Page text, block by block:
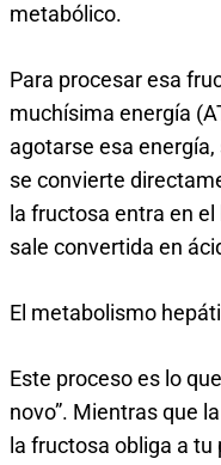
metabólico.
Para procesar esa
muchísima energía
agotarse esa
se convierte
la fructosa entra en
sale convertida en
El metabolismo
Este proceso es lo
novo”. Mientras que
la fructosa obliga a